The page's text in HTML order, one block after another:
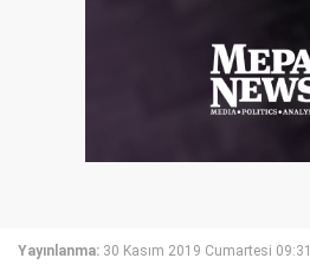
Yayınlanma: 30 Kasım 2019 Cumartesi 09:31